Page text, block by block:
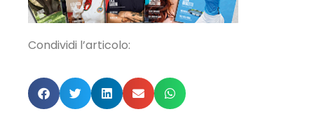
Condividi l’articolo: